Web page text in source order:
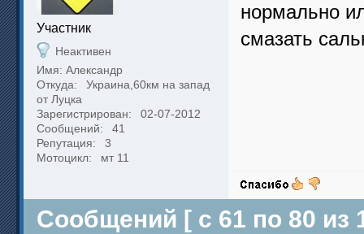
Участник
Неактивен
Имя: Александр
Откуда:
Украина,60км на запад
от Луцка
Зарегистрирован:
02-07-2012
Сообщений:
41
Репутация:
3
Мотоцикл:
мт 11
нормально
смазать
Сообщений [ с 61 по 80 из